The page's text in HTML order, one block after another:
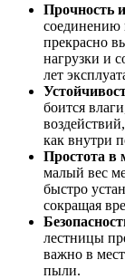
Прочность
соединению
прекрасно
нагрузки и
лет
боится
как внутри
Простота в
малый вес
быстро
сокращая
лестницы
важно в
пыли.